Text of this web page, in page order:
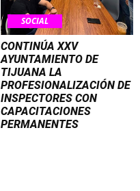
SOCIAL
CONTINÚA XXV
AYUNTAMIENTO DE
TIJUANA LA
PROFESIONALIZACIÓN DE
INSPECTORES CON
CAPACITACIONES
PERMANENTES